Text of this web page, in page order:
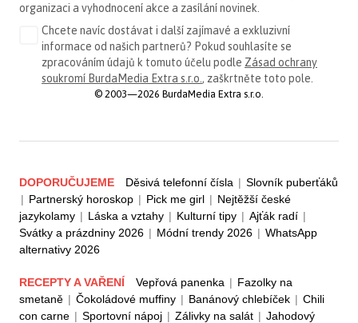
organizaci a vyhodnocení akce a zasílání novinek.
Chcete navíc dostávat i další zajímavé a exkluzivní
informace od našich partnerů? Pokud souhlasíte se
zpracováním údajů k tomuto účelu podle Zásad ochrany
soukromí BurdaMedia Extra s.r.o. , zaškrtněte toto pole.
© 2003—2026 BurdaMedia Extra s.r.o.
DOPORUČUJEME Děsivá telefonní čísla | Slovník puberťáků
| Partnerský horoskop | Pick me girl | Nejtěžší české
jazykolamy | Láska a vztahy | Kulturní tipy | Ajťák radí |
Svátky a prázdniny 2026 | Módní trendy 2026 | WhatsApp
alternativy 2026
RECEPTY A VAŘENÍ Vepřová panenka | Fazolky na
smetaně | Čokoládové muffiny | Banánový chlebíček | Chili
con carne | Sportovní nápoj | Zálivky na salát | Jahodový